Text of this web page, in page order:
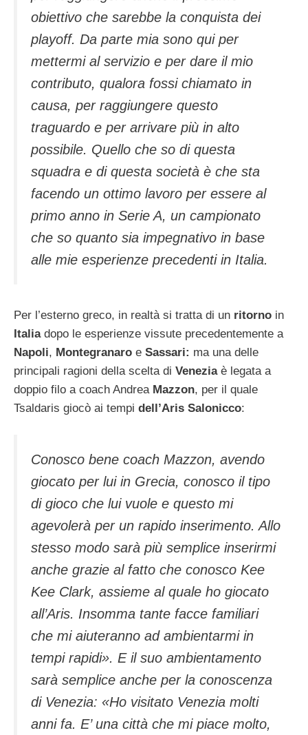
obiettivo che sarebbe la conquista dei
playoff. Da parte mia sono qui per
mettermi al servizio e per dare il mio
contributo, qualora fossi chiamato in
causa, per raggiungere questo
traguardo e per arrivare più in alto
possibile. Quello che so di questa
squadra e di questa società è che sta
facendo un ottimo lavoro per essere al
primo anno in Serie A, un campionato
che so quanto sia impegnativo in base
alle mie esperienze precedenti in Italia.
Per l’esterno greco, in realtà si tratta di un ritorno in
Italiadopo le esperienze vissute precedentemente a
Napoli, Montegranaro e Sassari: ma una delle
principali ragioni della scelta di Veneziaè legata a
doppio filo a coach Andrea Mazzon, per il quale
Tsaldaris giocò ai tempi dell’Aris Salonicco:
Conosco bene coach Mazzon, avendo
giocato per lui in Grecia, conosco il tipo
di gioco che lui vuole e questo mi
agevolerà per un rapido inserimento. Allo
stesso modo sarà più semplice inserirmi
anche grazie al fatto che conosco Kee
Kee Clark, assieme al quale ho giocato
all’Aris. Insomma tante facce familiari
che mi aiuteranno ad ambientarmi in
tempi rapidi». E il suo ambientamento
sarà semplice anche per la conoscenza
di Venezia: «Ho visitato Venezia molti
anni fa. E’ una città che mi piace molto,